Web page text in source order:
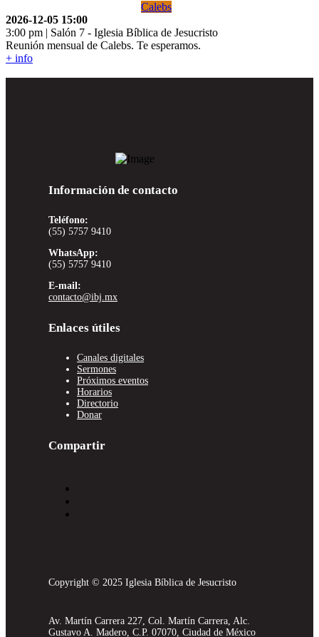
Calebs
2026-12-05 15:00
3:00 pm | Salón 7 - Iglesia Bíblica de Jesucristo
Reunión mensual de Calebs. Te esperamos.
+ info
Información de contacto
Teléfono:
(55) 5757 9410
WhatsApp:
(55) 5757 9410
E-mail:
contacto@ibj.mx
Enlaces útiles
Canales digitales
Sermones
Próximos eventos
Horarios
Directorio
Donar
Compartir
Copyright © 2025 Iglesia Bíblica de Jesucristo
Av. Martín Carrera 227, Col. Martín Carrera, Alc.
Gustavo A. Madero, C.P. 07070, Ciudad de México